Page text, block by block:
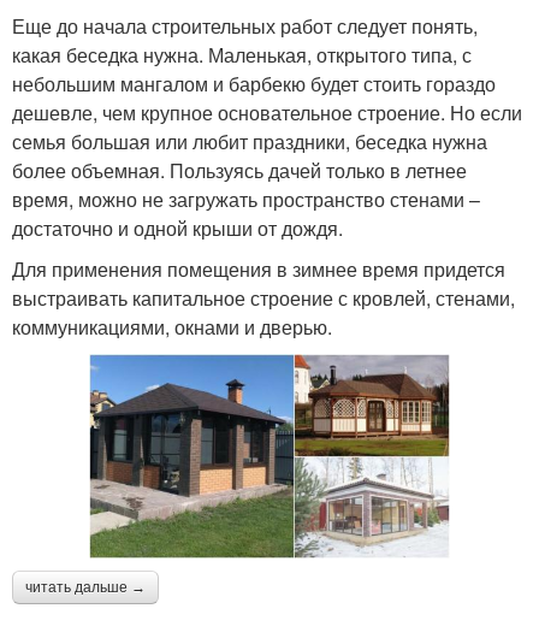
Еще до начала строительных работ следует понять,
какая беседка нужна. Маленькая, открытого типа, с
небольшим мангалом и барбекю будет стоить гораздо
дешевле, чем крупное основательное строение. Но если
семья большая или любит праздники, беседка нужна
более объемная. Пользуясь дачей только в летнее
время, можно не загружать пространство стенами –
достаточно и одной крыши от дождя.
Для применения помещения в зимнее время придется
выстраивать капитальное строение с кровлей, стенами,
коммуникациями, окнами и дверью.
читать дальше →